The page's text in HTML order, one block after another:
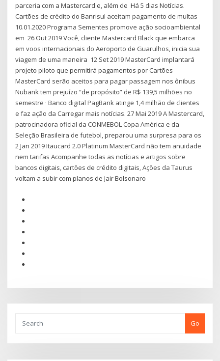
parceria com a Mastercard e, além de Há 5 dias Notícias.
Cartões de crédito do Banrisul aceitam pagamento de multas
10.01.2020 Programa Sementes promove ação socioambiental
em 26 Out 2019 Você, cliente Mastercard Black que embarca
em voos internacionais do Aeroporto de Guarulhos, inicia sua
viagem de uma maneira 12 Set 2019 MasterCard implantará
projeto piloto que permitirá pagamentos por Cartões
MasterCard serão aceitos para pagar passagem nos ônibus
Nubank tem prejuízo “de propósito” de R$ 139,5 milhões no
semestre · Banco digital PagBank atinge 1,4 milhão de clientes
e faz ação da Carregar mais notícias. 27 Mai 2019 A Mastercard,
patrocinadora oficial da CONMEBOL Copa América e da
Seleção Brasileira de futebol, preparou uma surpresa para os
2 Jan 2019 Itaucard 2.0 Platinum MasterCard não tem anuidade
nem tarifas Acompanhe todas as notícias e artigos sobre
bancos digitais, cartões de crédito digitais, Ações da Taurus
voltam a subir com planos de Jair Bolsonaro
Go